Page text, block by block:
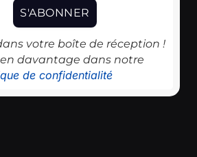
votre boîte de réception !
davantage dans notre
de confidentialité